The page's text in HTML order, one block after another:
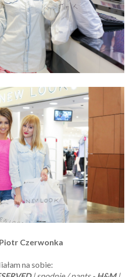
Czerwonka
na sobie: